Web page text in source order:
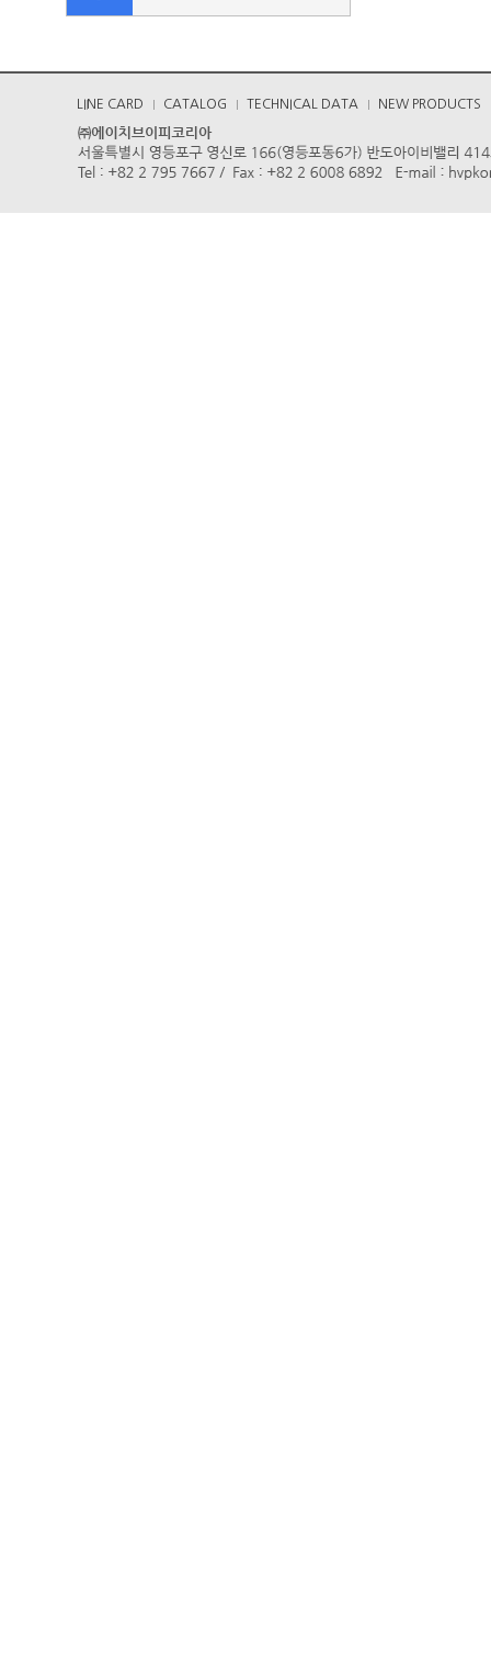
LINE CARD CATALOG TECHNICAL DATA NEW PRODUCTS